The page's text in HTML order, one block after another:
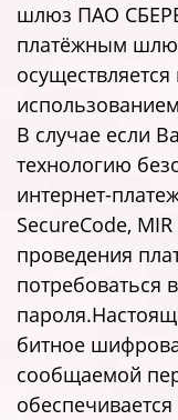
шлюз ПАО
платёжным
В случае если
технологию
интернет-
SecureCode,
проведения
потребоваться
битное
сообщаемой